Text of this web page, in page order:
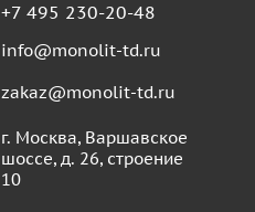
+7 495 230-20-48
info@monolit-td.ru
zakaz@monolit-td.ru
г. Москва, Варшавское
шоссе, д. 26, строение
10